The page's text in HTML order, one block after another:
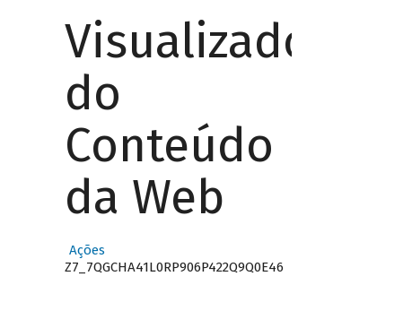
Visualizador
do
Conteúdo
da Web
Ações
Z7_7QGCHA41L0RP906P422Q9Q0E46